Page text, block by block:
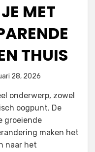
MET
THUIS
28, 2026
onderwerp, zowel
oogpunt. De
groeiende
maken het
naar het